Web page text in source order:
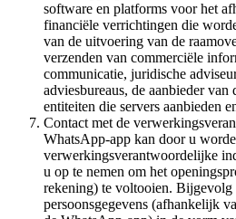
software en platforms voor het
financiële verrichtingen die
van de uitvoering van de
verzenden van commerciële
communicatie, juridische
adviesbureaus, de aanbieder
entiteiten die servers aanbieden
Contact met de
WhatsApp-app kan door u
verwerkingsverantwoordelijke
u op te nemen om het
rekening) te voltooien.
persoonsgegevens (afhankelijk